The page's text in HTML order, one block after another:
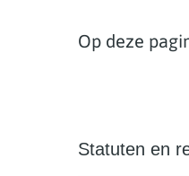
Op deze
Statuten en